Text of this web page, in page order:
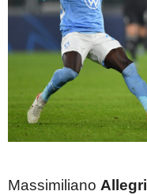
Massimiliano Allegri